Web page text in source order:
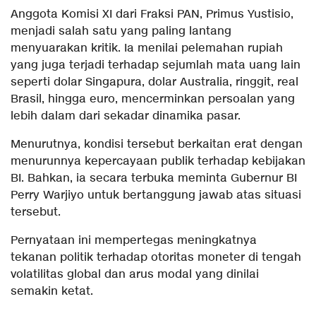
Anggota Komisi XI dari Fraksi PAN, Primus Yustisio,
menjadi salah satu yang paling lantang
menyuarakan kritik. Ia menilai pelemahan rupiah
yang juga terjadi terhadap sejumlah mata uang lain
seperti dolar Singapura, dolar Australia, ringgit, real
Brasil, hingga euro, mencerminkan persoalan yang
lebih dalam dari sekadar dinamika pasar.
Menurutnya, kondisi tersebut berkaitan erat dengan
menurunnya kepercayaan publik terhadap kebijakan
BI. Bahkan, ia secara terbuka meminta Gubernur BI
Perry Warjiyo untuk bertanggung jawab atas situasi
tersebut.
Pernyataan ini mempertegas meningkatnya
tekanan politik terhadap otoritas moneter di tengah
volatilitas global dan arus modal yang dinilai
semakin ketat.